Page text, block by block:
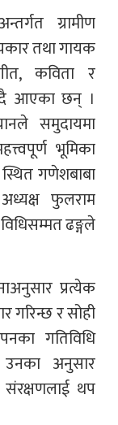
ग्रामीण
तथा गायक
कविता र
आएका छन् ।
समुदायमा
भूमिका
गणेशबाबा
फुलराम
ढङ्गले
प्रत्येक
गरिन्छ र सोही
गतिविधि
अनुसार
थप